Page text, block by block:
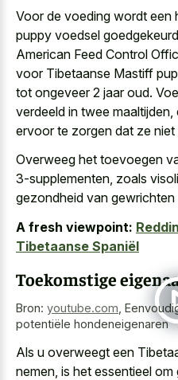
Voor de voeding wordt een
puppy voedsel
American Feed Control
voor Tibetaanse Mastiff
tot ongeveer 2 jaar oud.
verdeeld in twee
ervoor te zorgen dat ze niet
Overweeg het toevoegen
3-supplementen, zoals
gezondheid van
A fresh viewpoint:
Tibetaanse Spaniël
Toekomstige
Bron: youtube.com
potentiële hondeneigenaren
Als u overweegt een
nemen, is het essentieel